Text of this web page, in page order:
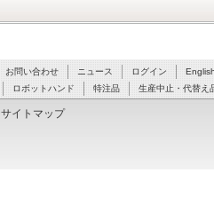
お問い合わせ ニュース ログイン
ロボットハンド 特注品 生産中止・代替え
サイトマップ